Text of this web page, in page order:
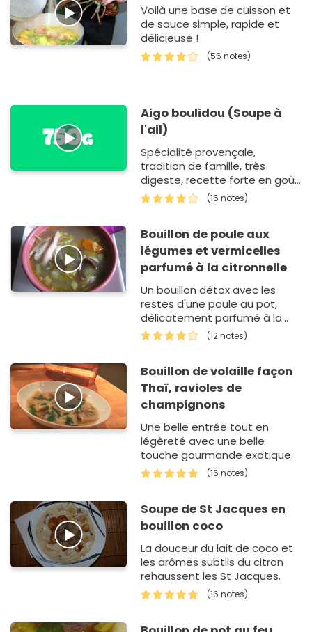
Voilà une base de cuisson et
de sauce simple, rapide et
délicieuse !
(56 notes)
Aigo boulidou (Soupe à
l'ail)
Spécialité provençale,
tradition de famille, très
digeste, recette forte en goût
et idéale pour les lendemains
de fête pour retrouver la
(16 notes)
Bouillon de poule aux
légumes et vermicelles
parfumé à la citronnelle
Un bouillon détox avec les
restes d'une poule au pot,
délicatement parfumé à la
citronnelle et au gingembre
(12 notes)
Bouillon de volaille façon
Thaï, ravioles de
champignons
Une belle entrée tout en
légèreté avec une belle
touche gourmande exotique.
(16 notes)
Soupe de St Jacques en
bouillon coco
La douceur du lait de coco et
les arômes subtils du citron
rehaussent les St Jacques.
(16 notes)